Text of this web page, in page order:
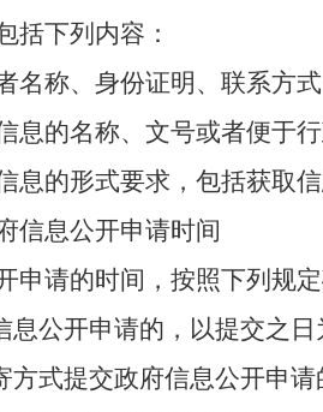
括下列内容：
名称、身份证明、联系方式
息的名称、文号或者便于
息的形式要求，包括获取
信息公开申请时间
申请的时间，按照下列规定
息公开申请的，以提交之
方式提交政府信息公开申